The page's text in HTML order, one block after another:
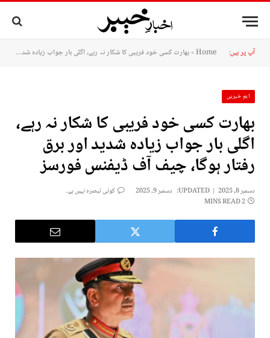
آپ پر ہیں: Home
»بھارت کسی خود فریبی کا شکار نہ رہے، اگلی بار جواب زیادہ شدید اور برق رفتار ہوگا، چيف آف ڈیفنس فورسز
اہم خبریں
بھارت کسی خود فریبی کا شکار نہ رہے،
اگلی بار جواب زیادہ شدید اور برق
رفتار ہوگا، چيف آف ڈیفنس فورسز
دسمبر 8, 2025 UPDATED: دسمبر 9, 2025
کوئی تبصرہ نہیں ہے۔
2 MINS READ